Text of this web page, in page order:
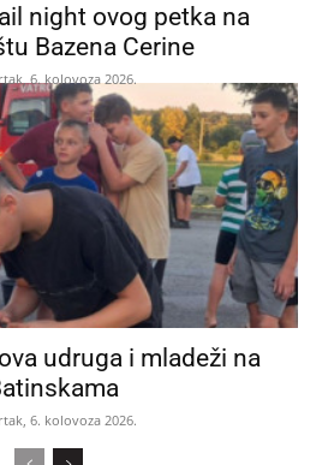
night ovog petka na
Bazena Cerine
6. kolovoza 2026.
udruga i mladeži na
6. kolovoza 2026.